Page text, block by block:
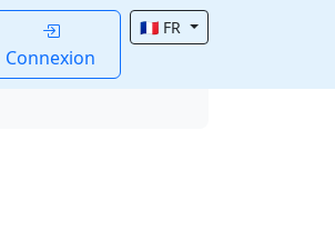
Connexion
🇫🇷 FR